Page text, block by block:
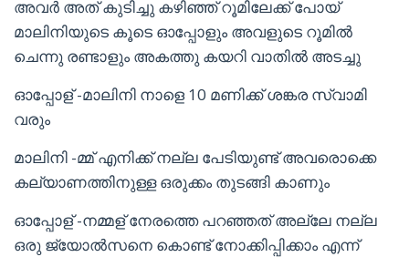
അവർ അത് കുടിച്ചു കഴിഞ്ഞ് റൂമിലേക്ക് പോയ്
മാലിനിയുടെ കൂടെ ഓപ്പോളും അവളുടെ റൂമിൽ
ചെന്നു രണ്ടാളും അകത്തു കയറി വാതിൽ അടച്ചു
ഓപ്പോള് -മാലിനി നാളെ 10 മണിക്ക് ശങ്കര സ്വാമി
വരും
മാലിനി -മ്മ് എനിക്ക് നല്ല പേടിയുണ്ട് അവരൊക്കെ
കല്യാണത്തിനുള്ള ഒരുക്കം തുടങ്ങി കാണും
ഓപ്പോള് -നമ്മള് നേരത്തെ പറഞ്ഞത് അല്ലേ നല്ല
ഒരു ജ്യോൽസനെ കൊണ്ട് നോക്കിപ്പിക്കാം എന്ന്